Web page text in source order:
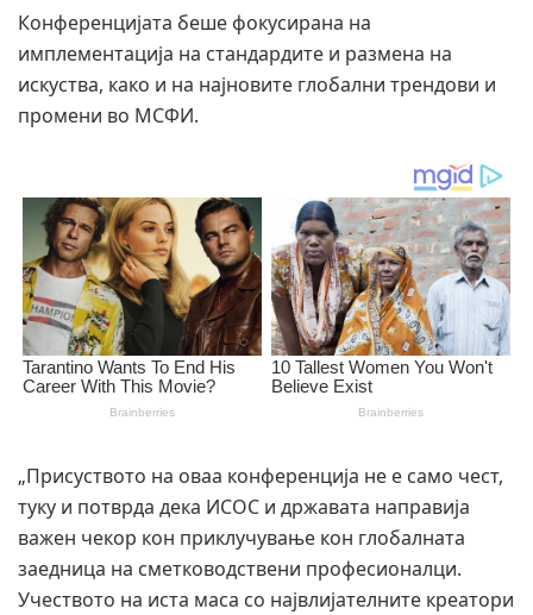
Конференцијата беше фокусирана на
имплементација на стандардите и размена на
искуства, како и на најновите глобални трендови и
промени во МСФИ.
„Присуството на оваа конференција не е само чест,
туку и потврда дека ИСОС и државата направија
важен чекор кон приклучување кон глобалната
заедница на сметководствени професионалци.
Учеството на иста маса со највлијателните креатори